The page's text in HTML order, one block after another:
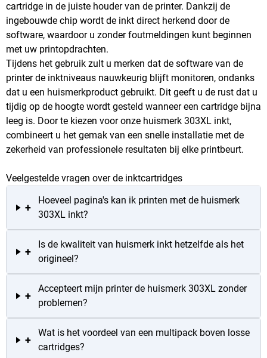
cartridge in de juiste houder van de printer. Dankzij de
ingebouwde chip wordt de inkt direct herkend door de
software, waardoor u zonder foutmeldingen kunt beginnen
met uw printopdrachten.
Tijdens het gebruik zult u merken dat de software van de
printer de inktniveaus nauwkeurig blijft monitoren, ondanks
dat u een huismerkproduct gebruikt. Dit geeft u de rust dat u
tijdig op de hoogte wordt gesteld wanneer een cartridge bijna
leeg is. Door te kiezen voor onze huismerk 303XL inkt,
combineert u het gemak van een snelle installatie met de
zekerheid van professionele resultaten bij elke printbeurt.
Veelgestelde vragen over de inktcartridges
+
Hoeveel pagina's kan ik printen met de huismerk
303XL inkt?
+
Is de kwaliteit van huismerk inkt hetzelfde als het
origineel?
+
Accepteert mijn printer de huismerk 303XL zonder
problemen?
+
Wat is het voordeel van een multipack boven losse
cartridges?